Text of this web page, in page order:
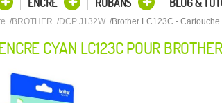
ENCRE RUBANS BLOG &
BROTHER DCP J132W Brother LC123C -
CYAN LC123C POUR